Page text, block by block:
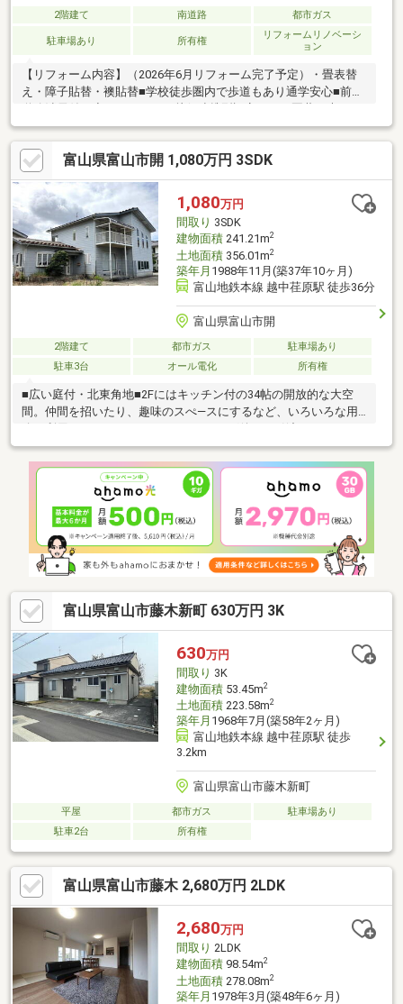
2階建て 南道路 都市ガス
駐車場あり 所有権
リフォームリノベーシ
ョン
【リフォーム内容】（2026年6月リフォーム完了予定）・畳表替
え・障子貼替・襖貼替■学校徒歩圏内で歩道もあり通学安心■前面
も園 700ｍ富山市立藤ノ木小学校 700ｍ富山市立藤ノ木中学
校 1500m大阪屋ショップ 藤木店 600mローソン 富山ひらき
店 600mクスリのアオキ 藤木店 200ｍ本定内科クリニック
600m
富山県富山市開 1,080万円 3SDK
1,080万円
間取り 3SDK
建物面積241.21m2
土地面積356.01m2
築年月 1988年11月(築37年10ヶ月)
富山地鉄本線 越中荏原駅 徒歩36分
富山県富山市開
2階建て 都市ガス
駐車場あり
駐車3台
オール電化 所有権
■広い庭付・北東角地■2Fにはキッチン付の34帖の開放的な大空
間。仲間を招いたり、趣味のスぺ―スにするなど、いろいろな用
部鉄骨造■買い物施設充実・利便性の良い立地 大阪屋ショップ
藤木店...約600m（徒歩約8分） V・drug 藤の木店...約400m（徒
歩約5分） ローソン 富山ひらき店...約300m（徒歩約4分）
Aming(アミング) 藤の木店...約500m（徒歩約7分） そよかぜ農産
物直売所 藤の木店 約200m（徒歩約3分） 文苑堂書店 藤の木店...
約600m（徒歩約8分）
富山県富山市藤木新町 630万円 3K
630万円
間取り 3K
建物面積53.45m2
土地面積223.58m2
築年月 1968年7月(築58年2ヶ月)
富山地鉄本線 越中荏原駅 徒歩
3.2km
富山県富山市藤木新町
平屋 都市ガス
駐車場あり
駐車2台
所有権
富山県富山市藤木 2,680万円 2LDK
2,680万円
間取り 2LDK
建物面積98.54m2
土地面積278.08m2
築年月 1978年3月(築48年6ヶ月)